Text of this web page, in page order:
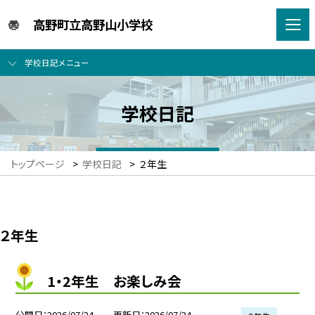
高野町立高野山小学校
学校日記メニュー
学校日記
トップページ > 学校日記 > ２年生
２年生
1・2年生 お楽しみ会